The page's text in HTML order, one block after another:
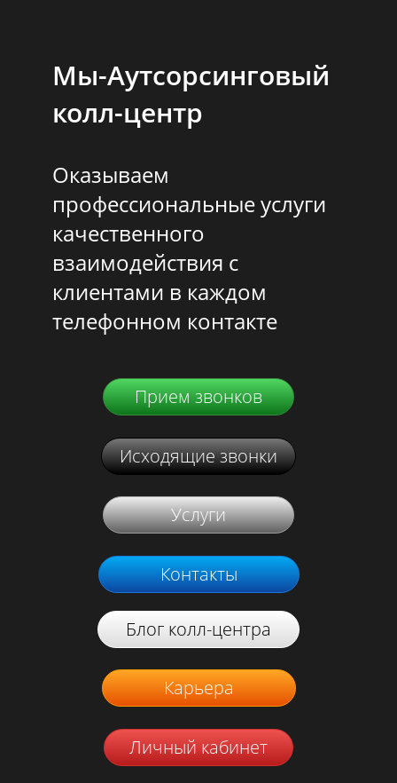
Мы-Аутсорсинговый
колл-центр
Оказываем
профессиональные услуги
качественного
взаимодействия с
клиентами в каждом
телефонном контакте
Прием звонков
Исходящие звонки
Услуги
Контакты
Блог колл-центра
Карьера
Личный кабинет